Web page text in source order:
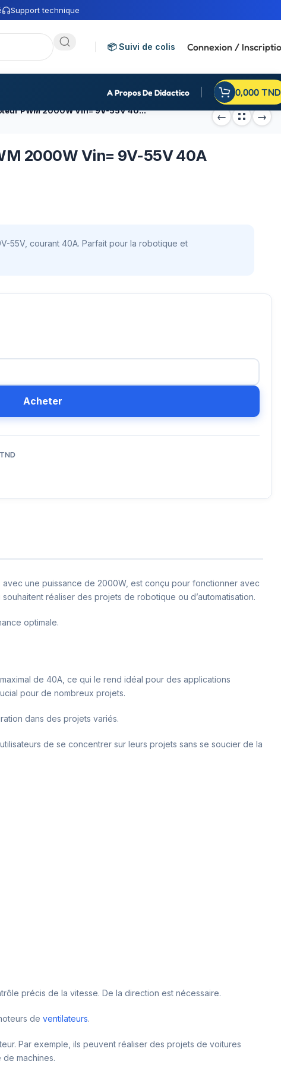
Support technique
📦 Suivi de colis Connexion /
A Propos De Didactico 0,000 TND
Contrôleur de moteur PWM 2000W Vin= 9V-55V 40A réversible
2000W Vin= 9V-55V 40A
55V, courant 40A. Parfait pour la robotique et
Acheter
une puissance de 2000W, est conçu pour fonctionner avec
réaliser des projets de robotique ou d’automatisation.
optimale.
de 40A, ce qui le rend idéal pour des applications
pour de nombreux projets.
dans des projets variés.
de se concentrer sur leurs projets sans se soucier de la
précis de la vitesse. De la direction est nécessaire.
de ventilateurs.
Par exemple, ils peuvent réaliser des projets de voitures
machines.